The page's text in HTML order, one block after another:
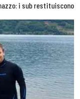
i sub restituiscono